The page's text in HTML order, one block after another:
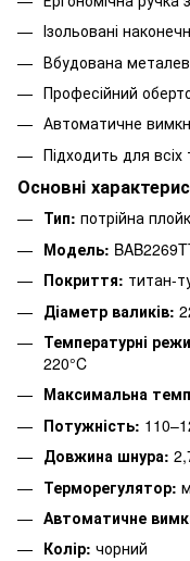
Ізольовані
Вбудована
Професійний
Автоматичне
Підходить для всіх
Основні
Тип: потрійна
Модель:
Покриття: титан-
Діаметр валиків:
Температурні
220°C
Максимальна
Потужність:
Довжина шнура:
Терморегулятор:
Автоматичне
Колір: чорний